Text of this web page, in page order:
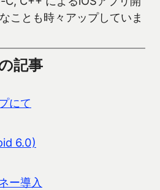
ことも時々アップしていま
記事
にて
6.0)
ー導入